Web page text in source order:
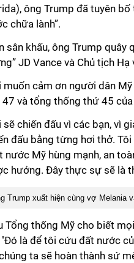
ông Trump đã tuyên
chữa lành”.
sân khấu, ông Trump quây
JD Vance và Chủ tịch
muốn cảm ơn người dân
và tổng thống thứ 45
sẽ chiến đấu vì các bạn, vì
đấu bằng từng hơi thở.
nước Mỹ hùng mạnh, an
hưởng. Đây thực sự sẽ là
Trump xuất hiện cùng vợ Melania
Tổng thống Mỹ cho biết
là để tôi cứu đất nước
ta sẽ hoàn thành sứ